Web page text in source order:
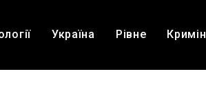
Україна Рівне